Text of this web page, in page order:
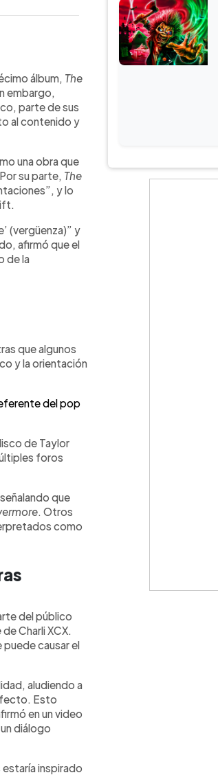
Rolling
y The
dividida:
álbum, The
embargo,
parte de sus
al contenido y
una obra que
su parte, The
y lo
(vergüenza)” y
afirmó que el
de la
que algunos
y la orientación
del pop
de Taylor
foros
que
. Otros
como
del público
de Charli XCX.
causar el
aludiendo a
Esto
en un video
diálogo
estaría inspirado